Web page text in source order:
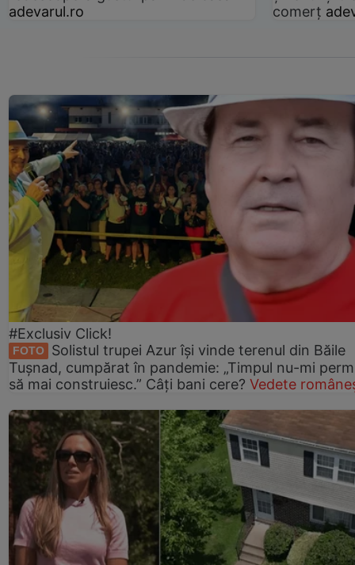
adevarul.ro
comerț
#Exclusiv Click!
FOTO
Solistul trupei Azur își vinde terenul din Băile
Tușnad, cumpărat în pandemie: „Timpul nu-mi
să mai construiesc.” Câți bani cere? Vedete